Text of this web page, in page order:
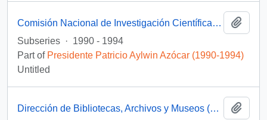
Comisión Nacional de Investigación Científica y Tecnológica (CONICYT]
Subseries · 1990 - 1994
Part of Presidente Patricio Aylwin Azócar (1990-1994)
Untitled
Dirección de Bibliotecas, Archivos y Museos (DIBAM)